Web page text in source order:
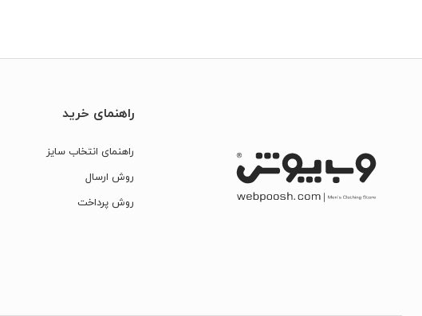
راهنمای خرید
راهنمای انتخاب سایز
روش ارسال
روش پرداخت